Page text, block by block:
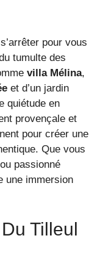
pour vous
tumulte des
villa Mélina,
et d’un jardin
quiétude en
provençale et
pour créer une
Que vous
passionné
une immersion
Tilleul